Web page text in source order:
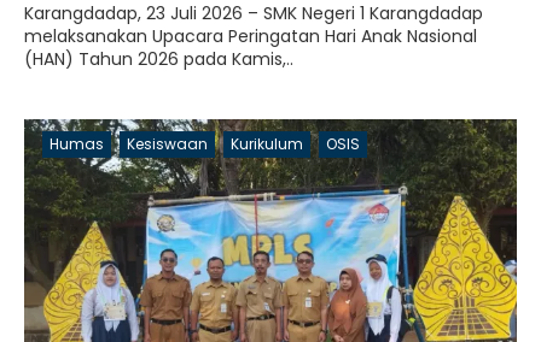
Karangdadap, 23 Juli 2026 – SMK Negeri 1 Karangdadap
melaksanakan Upacara Peringatan Hari Anak Nasional
(HAN) Tahun 2026 pada Kamis,..
Humas Kesiswaan Kurikulum OSIS